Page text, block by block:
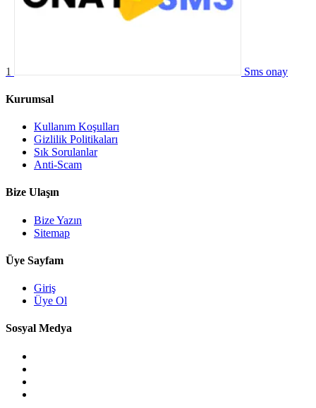
1 Sms onay
Kurumsal
Kullanım Koşulları
Gizlilik Politikaları
Sık Sorulanlar
Anti-Scam
Bize Ulaşın
Bize Yazın
Sitemap
Üye Sayfam
Giriş
Üye Ol
Sosyal Medya